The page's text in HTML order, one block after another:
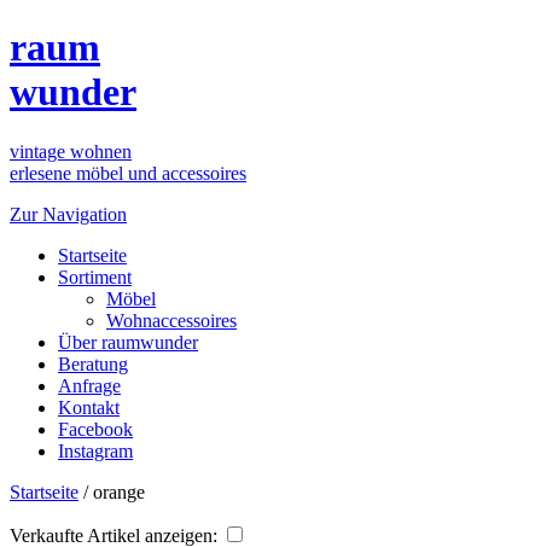
raum
wunder
vintage wohnen
erlesene möbel und accessoires
Zur Navigation
Startseite
Sortiment
Möbel
Wohnaccessoires
Über raumwunder
Beratung
Anfrage
Kontakt
Facebook
Instagram
Startseite /orange
Verkaufte Artikel anzeigen: